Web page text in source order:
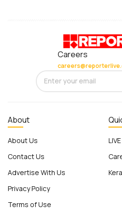
Careers
About
About Us
Contact Us
Advertise With Us
Privacy Policy
Terms of Use